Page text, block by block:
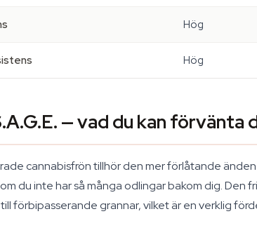
Hög
Hög
— vad du kan förvänta
cannabisfrön tillhör den mer förlåtande
du inte har så många odlingar bakom dig.
förbipasserande grannar, vilket är en verklig